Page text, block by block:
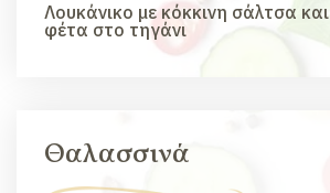
Λουκάνικο με κόκκινη σάλτσα και
φέτα στο τηγάνι
Θαλασσινά